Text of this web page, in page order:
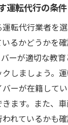
を活用した安全
業者の安全教育
有の交通事情を
高めるための継
応マニュアルの
のフィードバッ
運転代行の条件
転代行業者を
るかどうかを
ーが適切な教
しましょう。
ーが在籍して
ます。また、
れているかも